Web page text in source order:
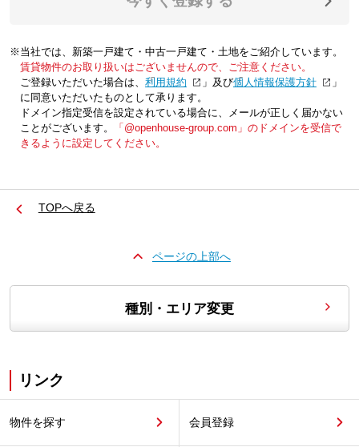
※当社では、新築一戸建て・中古一戸建て・土地をご紹介しています。
賃貸物件のお取り扱いはございませんので、ご注意ください。
ご登録いただいた場合は、「利用規約 」及び「個人情報保護方針
」
に同意いただいたものとして承ります。
ドメイン指定受信を設定されている場合に、メールが正しく届かない
ことがございます。
「@openhouse-group.com」のドメインを受信で
きるように設定してください。
TOPへ戻る
ページの上部へ
種別・エリア変更
リンク
物件を探す 会員登録